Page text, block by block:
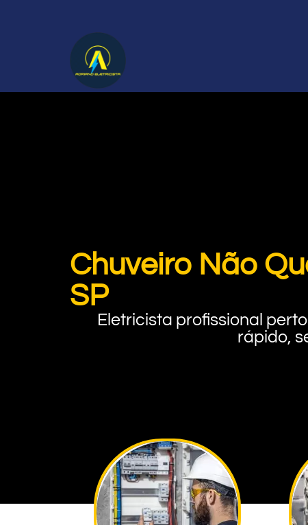
Chuveiro Não
SP
Eletricista profissional
rápido,